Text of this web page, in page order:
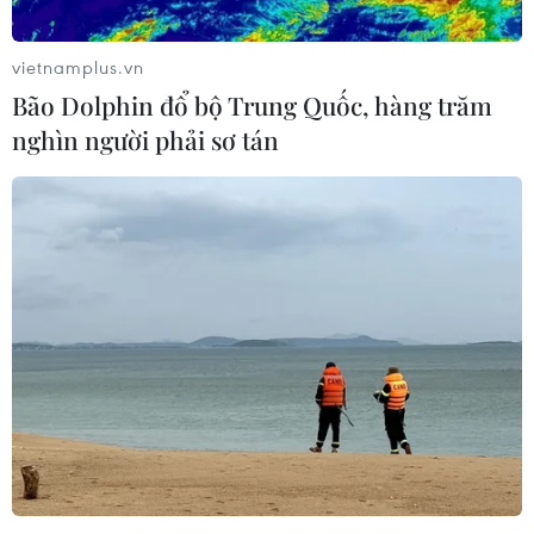
Bắc vươn xa hơn tầm Đông Nam Á'
ASEAN Cup 2026: Tuyển Việt Nam
nhất bảng
Đình Bắc rực sáng với cú
đúp, tuyển Việt Nam vào bán kết
ASEAN Cup với ngôi đầu bảng
07/08/2026 15:49
Xem trực tiếp Việt Nam-Campuchia
vietnamplus.vn
Bão Dolphin đổ bộ Trung Quốc, hàng trăm
nghìn người phải sơ tán